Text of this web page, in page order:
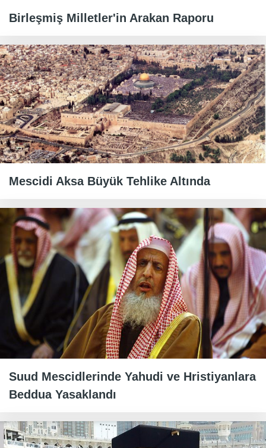
Birleşmiş Milletler'in Arakan Raporu
Mescidi Aksa Büyük Tehlike Altında
Suud Mescidlerinde Yahudi ve Hristiyanlara
Beddua Yasaklandı